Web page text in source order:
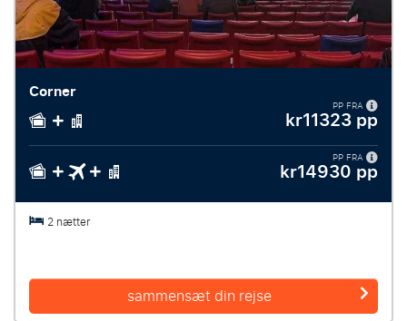
Corner
PP FRA
kr11323 pp
PP FRA
kr14930 pp
2 nætter
sammensæt din rejse